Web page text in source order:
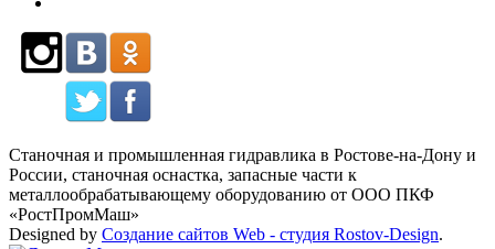
Станочная и промышленная гидравлика в Ростове-на-Дону и
России, станочная оснастка, запасные части к
металлообрабатывающему оборудованию от ООО ПКФ
«РостПромМаш»
Designed by Создание сайтов Web - студия Rostov-Design.